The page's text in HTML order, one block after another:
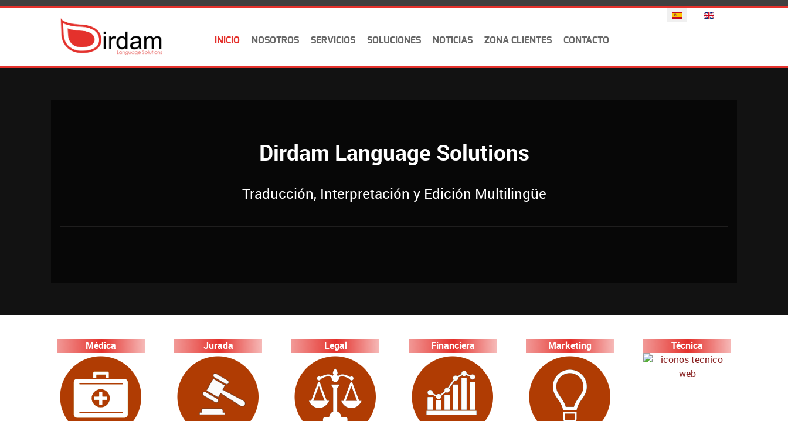
INICIO NOSOTROS SERVICIOS SOLUCIONES NOTICIAS ZONA CLIENTES CONTACTO
Seleccione su idioma
Dirdam Language Solutions
Traducción, Interpretación y Edición Multilingüe
Médica Jurada Legal Financiera Marketing Técnica